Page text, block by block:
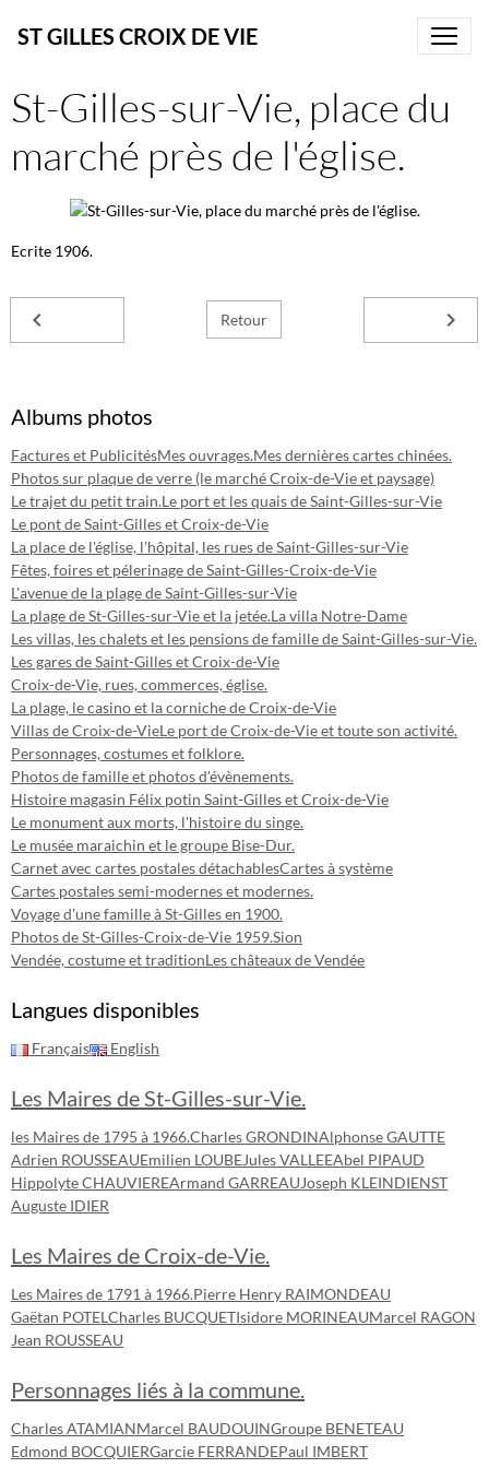
ST GILLES CROIX DE VIE
St-Gilles-sur-Vie, place du
marché près de l'église.
Ecrite 1906.
Retour
Albums photos
Factures et PublicitésMes ouvrages.Mes dernières cartes chinées.
Photos sur plaque de verre (le marché Croix-de-Vie et paysage)
Le trajet du petit train.Le port et les quais de Saint-Gilles-sur-Vie
Le pont de Saint-Gilles et Croix-de-Vie
La place de l'église, l'hôpital, les rues de Saint-Gilles-sur-Vie
Fêtes, foires et pélerinage de Saint-Gilles-Croix-de-Vie
L'avenue de la plage de Saint-Gilles-sur-Vie
La plage de St-Gilles-sur-Vie et la jetée.La villa Notre-Dame
Les villas, les chalets et les pensions de famille de Saint-Gilles-sur-Vie.
Les gares de Saint-Gilles et Croix-de-Vie
Croix-de-Vie, rues, commerces, église.
La plage, le casino et la corniche de Croix-de-Vie
Villas de Croix-de-VieLe port de Croix-de-Vie et toute son activité.
Personnages, costumes et folklore.
Photos de famille et photos d'évènements.
Histoire magasin Félix potin Saint-Gilles et Croix-de-Vie
Le monument aux morts, l'histoire du singe.
Le musée maraichin et le groupe Bise-Dur.
Carnet avec cartes postales détachablesCartes à système
Cartes postales semi-modernes et modernes.
Voyage d'une famille à St-Gilles en 1900.
Photos de St-Gilles-Croix-de-Vie 1959.Sion
Vendée, costume et traditionLes châteaux de Vendée
Langues disponibles
Français English
Les Maires de St-Gilles-sur-Vie.
les Maires de 1795 à 1966.Charles GRONDINAlphonse GAUTTE
Adrien ROUSSEAUEmilien LOUBEJules VALLEEAbel PIPAUD
Hippolyte CHAUVIEREArmand GARREAUJoseph KLEINDIENST
Auguste IDIER
Les Maires de Croix-de-Vie.
Les Maires de 1791 à 1966.Pierre Henry RAIMONDEAU
Gaëtan POTEL Charles BUCQUETIsidore MORINEAUMarcel RAGON
Jean ROUSSEAU
Personnages liés à la commune.
Charles ATAMIANMarcel BAUDOUINGroupe BENETEAU
Edmond BOCQUIERGarcie FERRANDEPaul IMBERT